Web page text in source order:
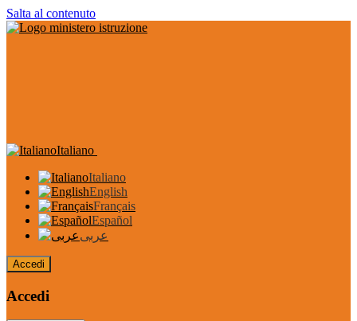
Salta al contenuto
Italiano
Italiano
English
Français
Español
عربى
Accedi
Accedi